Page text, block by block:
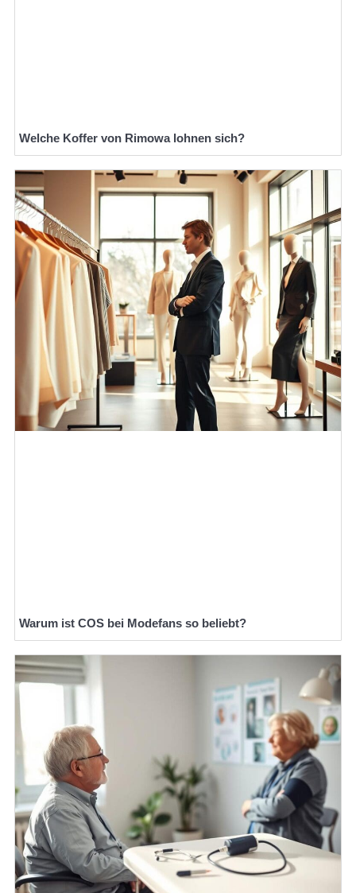
Welche Koffer von Rimowa lohnen sich?
Warum ist COS bei Modefans so beliebt?